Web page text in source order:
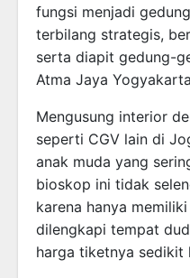
fungsi menjadi
terbilang strategis,
serta diapit gedung-
Atma Jaya
Mengusung interior
seperti CGV lain di
anak muda yang
bioskop ini tidak
karena hanya
dilengkapi tempat
harga tiketnya sedikit